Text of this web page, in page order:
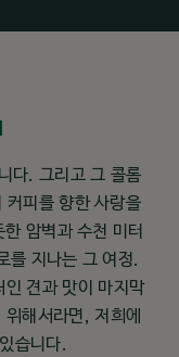
다. 그리고 그 콜롬
커피를 향한 사랑을
암벽과 수천 미터
를 지나는 그 여정.
견과 맛이 마지막
해서라면, 저희에
습니다.